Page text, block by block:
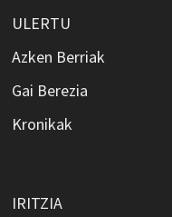
ULERTU
Azken Berriak
Gai Berezia
Kronikak
IRITZIA